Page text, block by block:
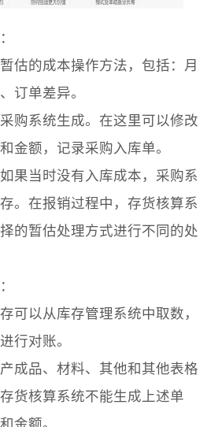
的成本操作方法，包括：月
订单差异。
系统生成。在这里可以修改
金额，记录采购入库单。
当时没有入库成本，采购系
。在报销过程中，存货核算系
的暂估处理方式进行不同的处
以从库存管理系统中取数，
行对账。
品、材料、其他和其他表格
货核算系统不能生成上述单